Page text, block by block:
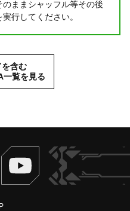
ままシャッフル等その後
行してください。
を含む
一覧を見る
ヴァンガードch